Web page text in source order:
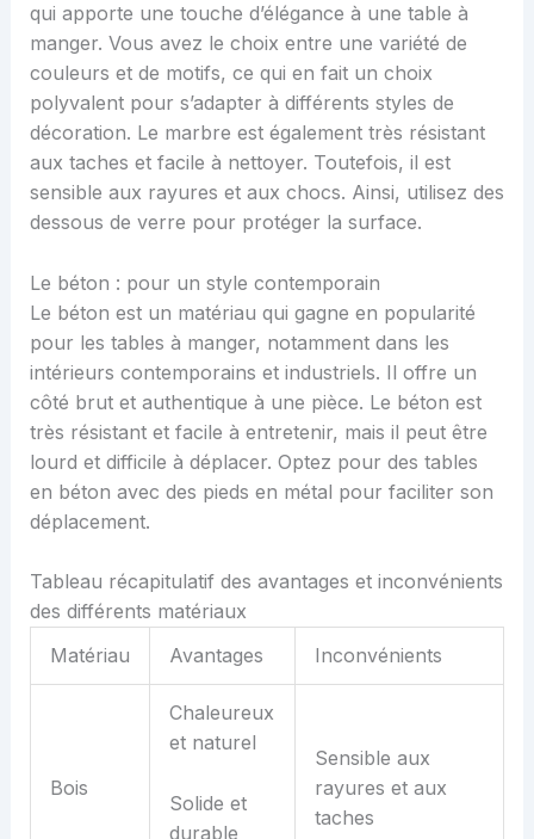
qui apporte une touche d’élégance à une table à
manger. Vous avez le choix entre une variété de
couleurs et de motifs, ce qui en fait un choix
polyvalent pour s’adapter à différents styles de
décoration. Le marbre est également très résistant
aux taches et facile à nettoyer. Toutefois, il est
sensible aux rayures et aux chocs. Ainsi, utilisez des
dessous de verre pour protéger la surface.
Le béton : pour un style contemporain
Le béton est un matériau qui gagne en popularité
pour les tables à manger, notamment dans les
intérieurs contemporains et industriels. Il offre un
côté brut et authentique à une pièce. Le béton est
très résistant et facile à entretenir, mais il peut être
lourd et difficile à déplacer. Optez pour des tables
en béton avec des pieds en métal pour faciliter son
déplacement.
Tableau récapitulatif des avantages et inconvénients
des différents matériaux
Matériau
Avantages Inconvénients
Bois
Chaleureux
et naturel
Solide et
durable
Sensible aux
rayures et aux
taches